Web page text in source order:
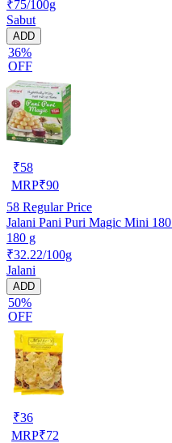
₹75/100g
Sabut
ADD
36%
OFF
₹58
MRP₹90
58 Regular Price
Jalani Pani Puri Magic Mini
180 g
₹32.22/100g
Jalani
ADD
50%
OFF
₹36
MRP₹72